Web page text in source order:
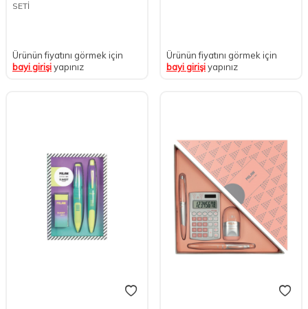
SETİ
Ürünün fiyatını görmek için
bayi girişiyapınız
Ürünün fiyatını görmek için
bayi girişiyapınız